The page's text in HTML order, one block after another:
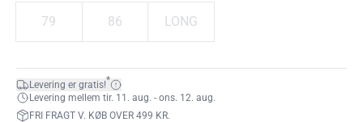
79 86 LONG
Levering er gratis!*
Levering mellem tir. 11. aug. - ons. 12. aug.
FRI FRAGT V. KØB OVER 499 KR.